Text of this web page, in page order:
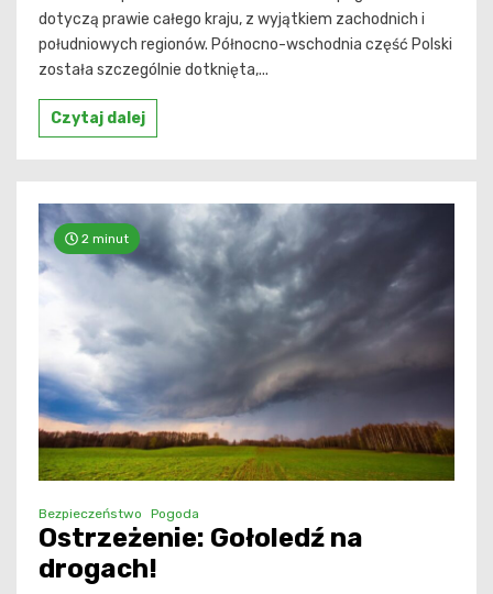
dotyczą prawie całego kraju, z wyjątkiem zachodnich i
południowych regionów. Północno-wschodnia część Polski
została szczególnie dotknięta,...
Czytaj dalej
2 minut
Bezpieczeństwo Pogoda
Ostrzeżenie: Gołoledź na
drogach!